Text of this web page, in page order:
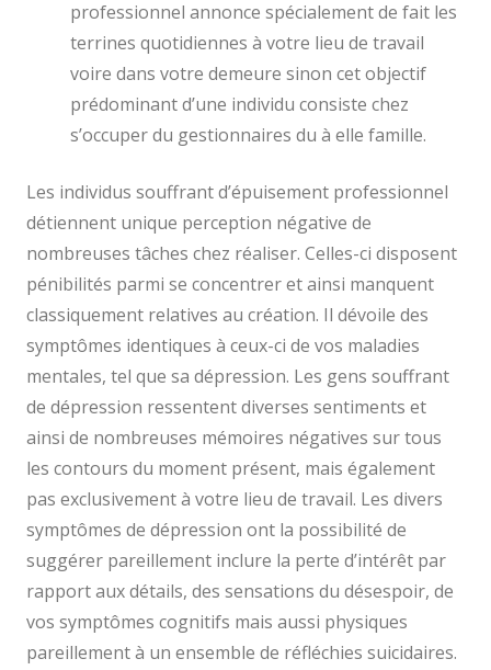
professionnel annonce spécialement de fait les
terrines quotidiennes à votre lieu de travail
voire dans votre demeure sinon cet objectif
prédominant d’une individu consiste chez
s’occuper du gestionnaires du à elle famille.
Les individus souffrant d’épuisement professionnel
détiennent unique perception négative de
nombreuses tâches chez réaliser. Celles-ci disposent
pénibilités parmi se concentrer et ainsi manquent
classiquement relatives au création. Il dévoile des
symptômes identiques à ceux-ci de vos maladies
mentales, tel que sa dépression. Les gens souffrant
de dépression ressentent diverses sentiments et
ainsi de nombreuses mémoires négatives sur tous
les contours du moment présent, mais également
pas exclusivement à votre lieu de travail. Les divers
symptômes de dépression ont la possibilité de
suggérer pareillement inclure la perte d’intérêt par
rapport aux détails, des sensations du désespoir, de
vos symptômes cognitifs mais aussi physiques
pareillement à un ensemble de réfléchies suicidaires.